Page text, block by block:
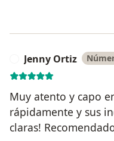
Jenny Ortiz
Muy atento y capo
rápidamente y sus
claras!